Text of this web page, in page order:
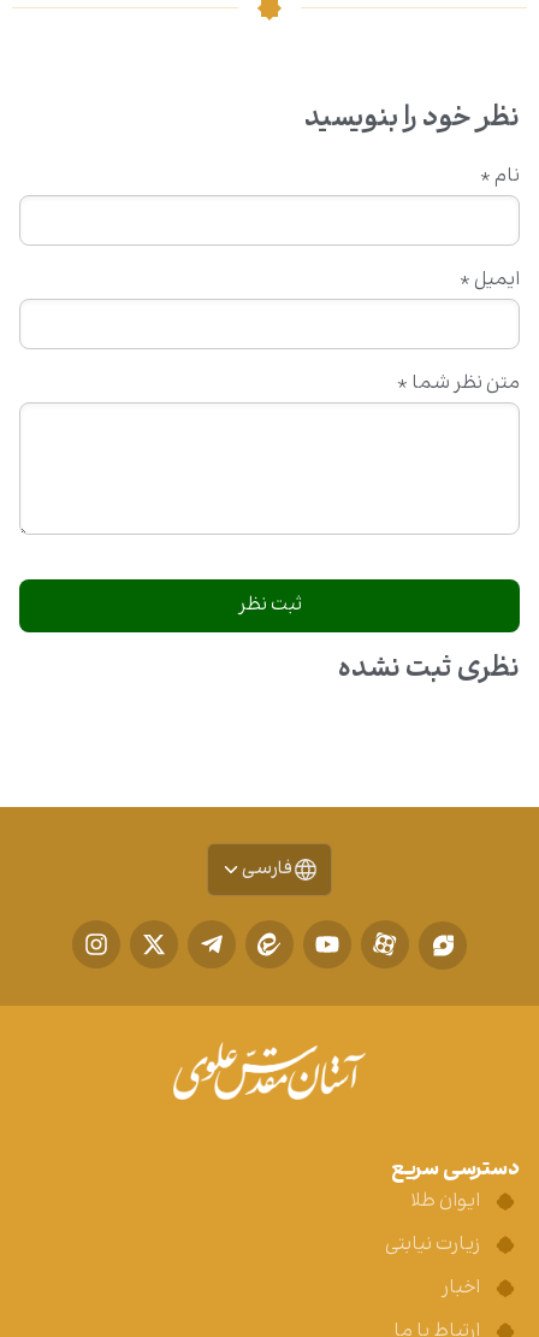
نظر خود را بنویسید
متن نظر شما *
نام *
ایمیل *
نظری ثبت نشده
فارسی
دسترسی سریع
ایوان طلا
زیارت نیابتی
اخبار